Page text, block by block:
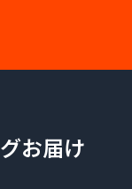
お届け